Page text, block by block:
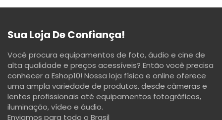
Sua Loja De Confiança!
Você procura equipamentos de foto, áudio e cine de
alta qualidade e preços acessíveis? Então você precisa
conhecer a Eshop10! Nossa loja física e online oferece
uma ampla variedade de produtos, desde câmeras e
lentes profissionais até equipamentos fotográficos,
iluminação, vídeo e áudio.
Enviamos para todo o Brasil